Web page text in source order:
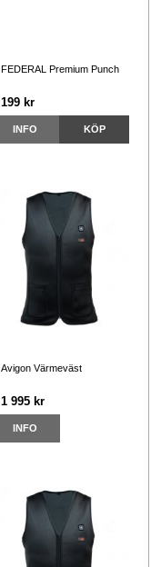
FEDERAL Premium Punch
199 kr
INFO KÖP
Avigon Värmeväst
1 995 kr
INFO